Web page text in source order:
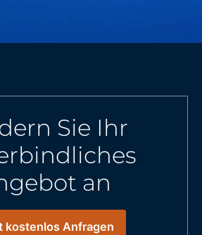
Sie Ihr
an
kostenlos Anfragen